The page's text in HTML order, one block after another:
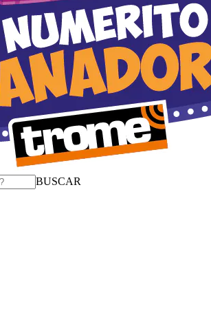
BUSCAR